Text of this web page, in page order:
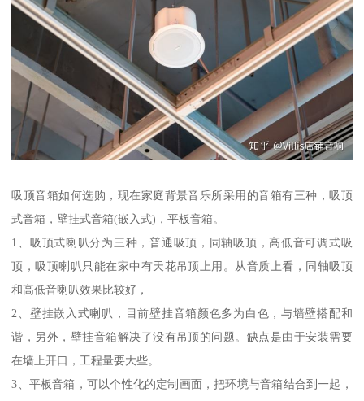
吸顶音箱如何选购，现在家庭背景音乐所采用的音箱有三种，吸顶
式音箱，壁挂式音箱(嵌入式)，平板音箱。
1、吸顶式喇叭分为三种，普通吸顶，同轴吸顶，高低音可调式吸
顶，吸顶喇叭只能在家中有天花吊顶上用。从音质上看，同轴吸顶
和高低音喇叭效果比较好，
2、壁挂嵌入式喇叭，目前壁挂音箱颜色多为白色，与墙壁搭配和
谐，另外，壁挂音箱解决了没有吊顶的问题。缺点是由于安装需要
在墙上开口，工程量要大些。
3、平板音箱，可以个性化的定制画面，把环境与音箱结合到一起，